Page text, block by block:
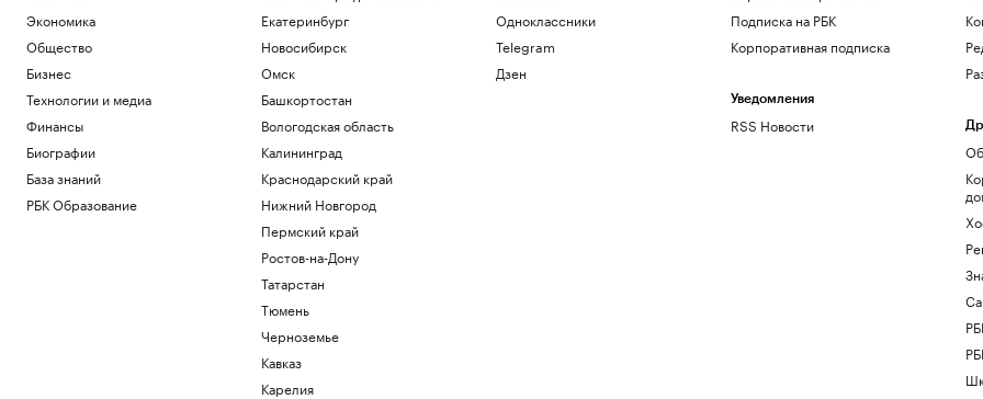
Экономика
Общество
Бизнес
Технологии и медиа
Финансы
Биографии
База знаний
РБК Образование
Екатеринбург
Новосибирск
Омск
Башкортостан
Вологодская область
Калининград
Краснодарский край
Нижний Новгород
Пермский край
Ростов-на-Дону
Татарстан
Тюмень
Черноземье
Кавказ
Карелия
Одноклассники
Telegram
Дзен
Подписка на РБК
Корпоративная подписка
Уведомления
RSS Новости